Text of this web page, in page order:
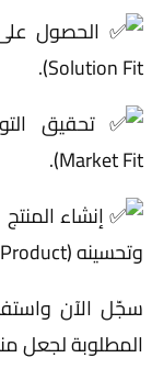
Solution Fit).
Market Fit).
إنشاء
وتحسينه (Minimum Viable Product).
سجّل الآن
المطلوبة لجعل